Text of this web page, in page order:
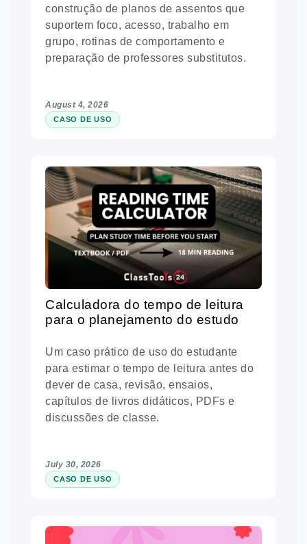
construção de planos de assentos que
suportem foco, acesso, trabalho em
grupo, rotinas de comportamento e
preparação de professores substitutos.
August 4, 2026
CASO DE USO
Calculadora do tempo de leitura
para o planejamento do estudo
Um caso prático de uso do estudante
para estimar o tempo de leitura antes do
dever de casa, revisão, ensaios,
capítulos de livros didáticos, PDFs e
discussões de classe.
July 30, 2026
CASO DE USO